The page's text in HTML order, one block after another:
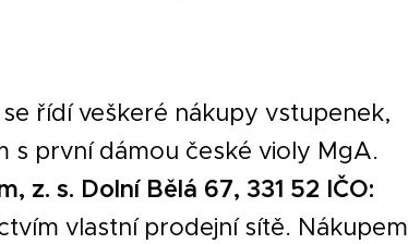
řídí veškeré nákupy vstupenek,
s první dámou české violy MgA.
z. s. Dolní Bělá 67, 331 52 IČO:
vlastní prodejní sítě. Nákupem